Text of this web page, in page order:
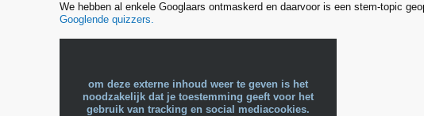
We hebben al enkele Googlaars ontmaskerd en daarvoor is een stem-topic
Googlende quizzers.
om deze externe inhoud weer te geven is het
noodzakelijk dat je toestemming geeft voor het
gebruik van tracking en social mediacookies.